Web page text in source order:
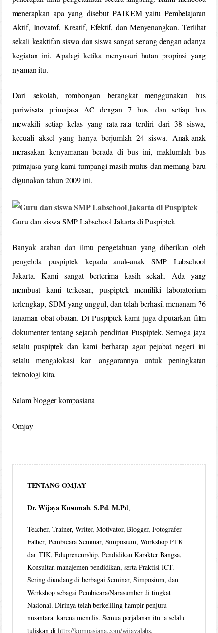
menerapkan apa yang disebut PAIKEM yaitu Pembelajaran
Aktif, Inovatof, Kreatif, Efektif, dan Menyenangkan. Terlihat
sekali keaktifan siswa dan siswa sangat senang dengan adanya
kegiatan ini. Apalagi ketika menyusuri hutan propinsi yang
nyaman itu.
Dari sekolah, rombongan berangkat menggunakan bus
pariwisata primajasa AC dengan 7 bus, dan setiap bus
mewakili setiap kelas yang rata-rata terdiri dari 38 siswa,
kecuali aksel yang hanya berjumlah 24 siswa. Anak-anak
merasakan kenyamanan berada di bus ini, maklumlah bus
primajasa yang kami tumpangi masih mulus dan memang baru
digunakan tahun 2009 ini.
Guru dan siswa SMP Labschool Jakarta di Puspiptek
Banyak arahan dan ilmu pengetahuan yang diberikan oleh
pengelola puspiptek kepada anak-anak SMP Labschool
Jakarta. Kami sangat berterima kasih sekali. Ada yang
membuat kami terkesan, puspiptek memiliki laboratorium
terlengkap, SDM yang unggul, dan telah berhasil menanam 76
tanaman obat-obatan. Di Puspiptek kami juga diputarkan film
dokumenter tentang sejarah pendirian Puspiptek. Semoga jaya
selalu puspiptek dan kami berharap agar pejabat negeri ini
selalu mengalokasi kan anggarannya untuk peningkatan
teknologi kita.
Salam blogger kompasiana
Omjay
TENTANG OMJAY
Dr. Wijaya Kusumah, S.Pd, M.Pd,
Teacher, Trainer, Writer, Motivator, Blogger, Fotografer,
Father, Pembicara Seminar, Simposium, Workshop PTK
dan TIK, Edupreneurship, Pendidikan Karakter Bangsa,
Konsultan manajemen pendidikan, serta Praktisi ICT.
Sering diundang di berbagai Seminar, Simposium, dan
Workshop sebagai Pembicara/Narasumber di tingkat
Nasional. Dirinya telah berkeliling hampir penjuru
nusantara, karena menulis. Semua perjalanan itu ia selalu
tuliskan dihttp://kompasiana.com/wijayalabs.